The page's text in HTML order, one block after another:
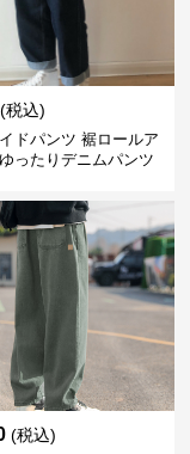
(税込)
ドパンツ 裾ロールア
ったりデニムパンツ
(税込)